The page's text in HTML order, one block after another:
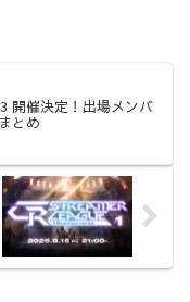
開催決定！出場メンバ
とめ